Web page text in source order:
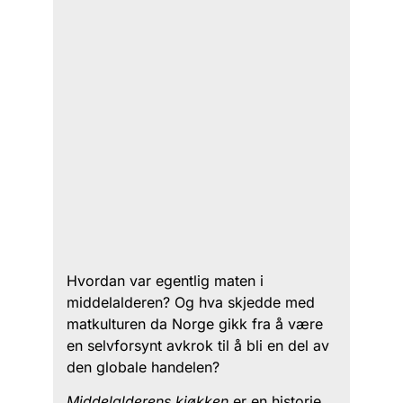
Hvordan var egentlig maten i
middelalderen? Og hva skjedde med
matkulturen da Norge gikk fra å være
en selvforsynt avkrok til å bli en del av
den globale handelen?